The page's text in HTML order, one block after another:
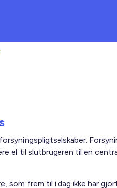
el til slutbrugeren til en
som frem til i dag ikke har